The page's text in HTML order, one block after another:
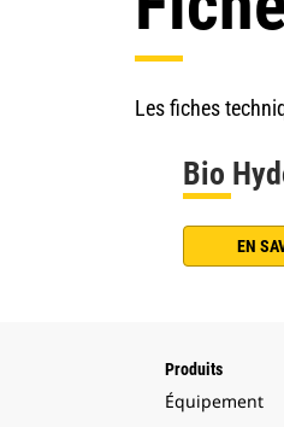
Les fiches
Bio
EN
Produits
Équipement